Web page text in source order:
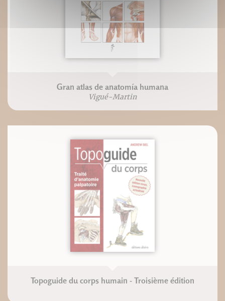
Gran atlas de anatomía humana
Vigué-Martin
Topoguide du corps humain - Troisième édition